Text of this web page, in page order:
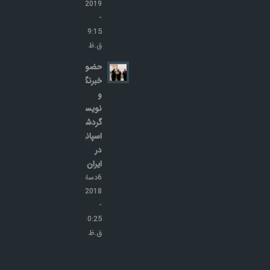
2019
-
9:15
ق.ظ
حضور
خبرنگاران
و
نویسندگان
گردشگری
اسپانیا
در
ایران
6دسامبر,
2018
-
10:25
ق.ظ